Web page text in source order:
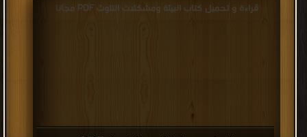
قراءة و تحميل كتاب البيئة ومشكلات التلوث PDF مجانا